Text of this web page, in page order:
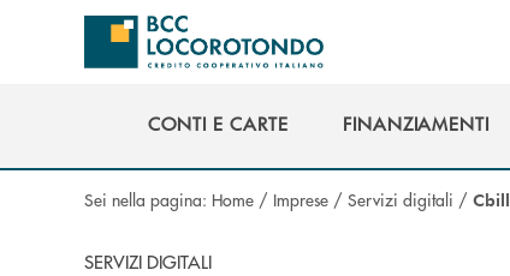
Salta al contenuto principale
CONTI E CARTE
FINANZIAMENTI
Sei nella pagina: Home / Imprese / Servizi digitali / Cbill
SERVIZI DIGITALI